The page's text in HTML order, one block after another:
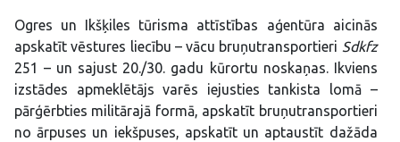
Ogres un Ikšķiles tūrisma attīstības aģentūra aicinās
apskatīt vēstures liecību – vācu bruņutransportieri Sdkfz
251 – un sajust 20./30. gadu kūrortu noskaņas. Ikviens
izstādes apmeklētājs varēs iejusties tankista lomā –
pārģērbties militārajā formā, apskatīt bruņutransportieri
no ārpuses un iekšpuses, apskatīt un aptaustīt dažāda